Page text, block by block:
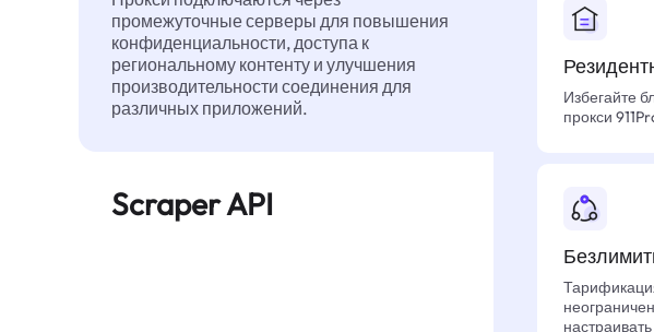
промежуточные серверы для повышения
конфиденциальности, доступа к
региональному контенту и улучшения
производительности соединения для
различных приложений.
Scraper API
Избегайте
прокси